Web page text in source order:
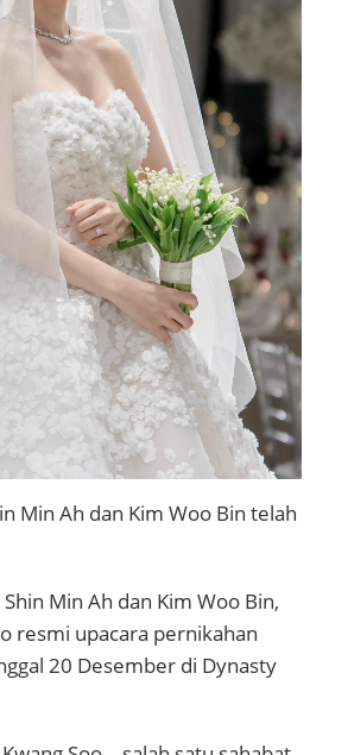
Min Ah dan Kim Woo Bin telah
Min Ah dan Kim Woo Bin,
resmi upacara pernikahan
20 Desember di Dynasty